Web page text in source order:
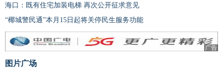
海口：既有住宅加装电梯 再次公开征求意见
“椰城警民通”本月15日起将关停民生服务功能
广告
图片广场